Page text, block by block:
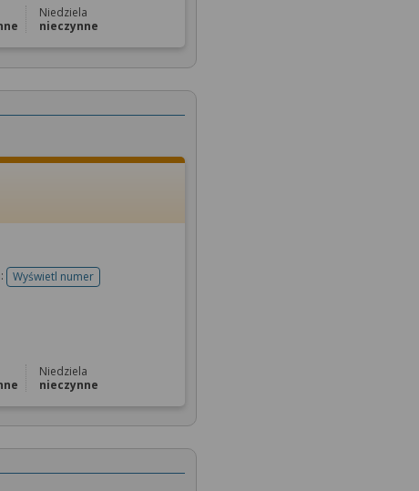
Niedziela
nieczynne
Wyświetl numertelefonu do rejestracji
Niedziela
nieczynne